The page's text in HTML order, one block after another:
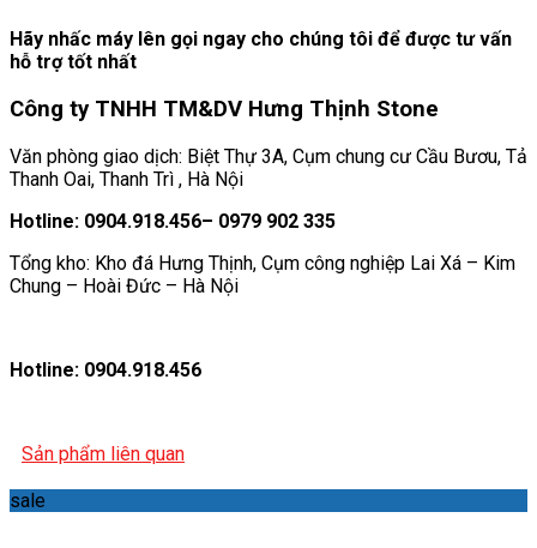
Hãy nhấc máy lên gọi ngay cho chúng tôi để được tư vấn
hỗ trợ tốt nhất
Công ty TNHH TM&DV Hưng Thịnh Stone
Văn phòng giao dịch: Biệt Thự 3A, Cụm chung cư Cầu Bươu, Tả
Thanh Oai, Thanh Trì , Hà Nội
Hotline: 0904.918.456– 0979 902 335
Tổng kho: Kho đá Hưng Thịnh, Cụm công nghiệp Lai Xá – Kim
Chung – Hoài Đức – Hà Nội
Hotline: 0904.918.456
Sản phẩm liên quan
sale